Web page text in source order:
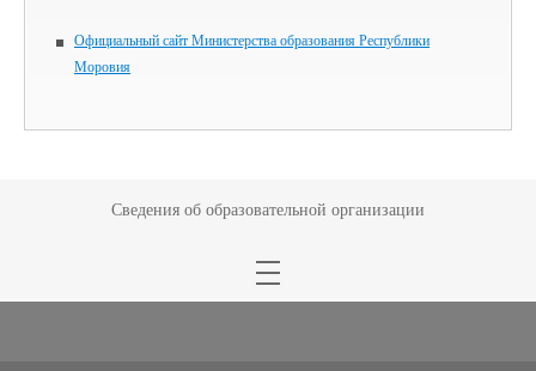
Официальный сайт Министерства образования Республики
Моровия
Сведения об образовательной организации